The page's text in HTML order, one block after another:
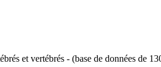
et vertébrés - (base de données de